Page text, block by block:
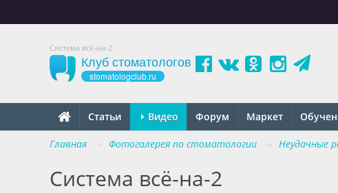
Система всё-на-2
Клуб стоматологов
stomatologclub.ru
Статьи Видео Форум Маркет
Главная → Фотогалерея по стоматологии → Неудачные
Система всё-на-2